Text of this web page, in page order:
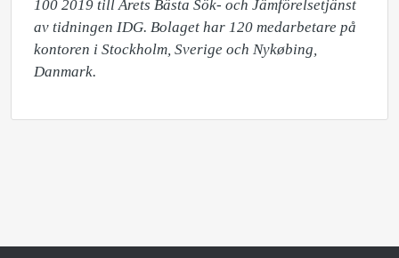
100 2019 till Årets Bästa Sök- och Jämförelsetjänst
av tidningen IDG. Bolaget har 120 medarbetare på
kontoren i Stockholm, Sverige och Nykøbing,